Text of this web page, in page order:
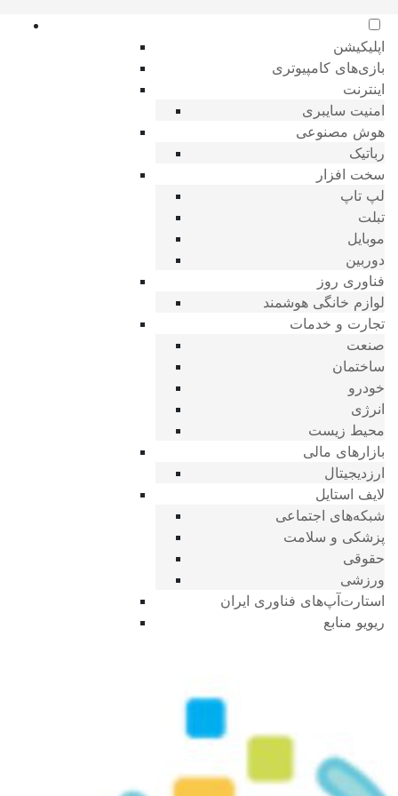
اپلیکیشن
بازی‌های کامپیوتری
اینترنت
امنیت سایبری
هوش مصنوعی
رباتیک
سخت افزار
لپ تاپ
تبلت
موبایل
دوربین
فناوری روز
لوازم خانگی هوشمند
تجارت و خدمات
صنعت
ساختمان
خودرو
انرژی
محیط زیست
بازارهای مالی
ارزدیجیتال
لایف استایل
شبکه‌های اجتماعی
پزشکی و سلامت
حقوقی
ورزشی
استارت‌آپ‌های فناوری ایران
ریویو منابع